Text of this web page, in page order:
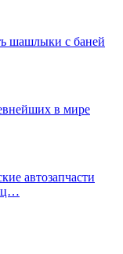
шашлыки с баней
в мире
автозапчасти